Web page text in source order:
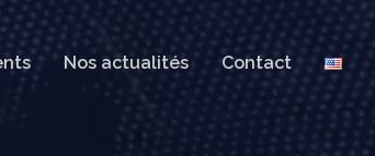
Nos actualités Contact